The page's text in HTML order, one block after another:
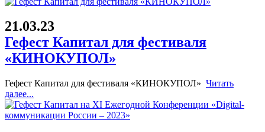
21.03.23
Гефест Капитал для фестиваля
«КИНОКУПОЛ»
Гефест Капитал для фестиваля «КИНОКУПОЛ» Читать
далее...